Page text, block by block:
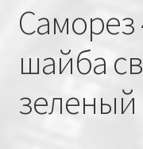
Саморез
шайба
зеленый